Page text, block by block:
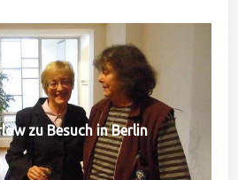
zu Besuch in Berlin